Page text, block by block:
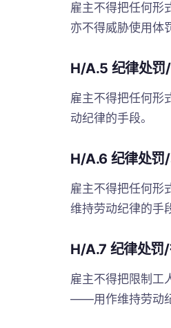
雇主不得把任何
亦不得威胁使用体
H/A.5 纪律处罚
雇主不得把任何
动纪律的手段。
H/A.6 纪律处罚
雇主不得把任何
维持劳动纪律的手
H/A.7 纪律处罚
雇主不得把限制工
——用作维持劳动